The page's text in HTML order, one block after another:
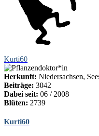
Kurti60
Herkunft: Niedersachsen,
Beiträge: 3042
Dabei seit: 06 / 2008
Blüten: 2739
Kurti60